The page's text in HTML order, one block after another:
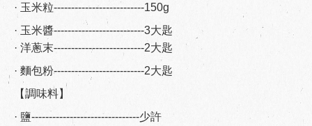
· 玉米粒--------------------------150g
· 玉米醬--------------------------3大匙
· 洋蔥末--------------------------2大匙
· 麵包粉--------------------------2大匙
【調味料】
· 鹽-------------------------------少許